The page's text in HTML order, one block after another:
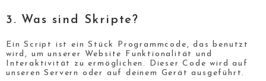
3. Was sind Skripte?
Ein Script ist ein Stück Programmcode, das benutzt
wird, um unserer Website Funktionalität und
Interaktivität zu ermöglichen. Dieser Code wird auf
unseren Servern oder auf deinem Gerät ausgeführt.